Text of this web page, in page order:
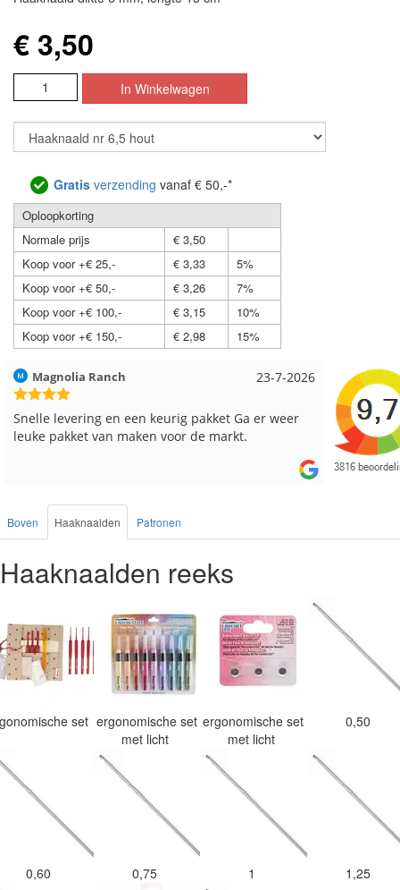
€ 3,50
Gratis verzending vanaf € 50,-*
Oploopkorting
Normale prijs
€ 3,50
Koop voor +€ 25,-
€ 3,33
5%
Koop voor +€ 50,-
€ 3,26
7%
Koop voor +€ 100,-
€ 3,15
10%
Koop voor +€ 150,-
€ 2,98 15%
17-7-2026
Hilde uit Loyers
Reeds meerdere keren breigaren en breinaalden
besteld, altijd heel tevreden over de service.
Loes uit
Snelle
Boven Haaknaalden Patronen
Haaknaalden reeks
set ergonomische set
met licht
ergonomische set
met licht
0,50
0,60 0,75 1 1,25